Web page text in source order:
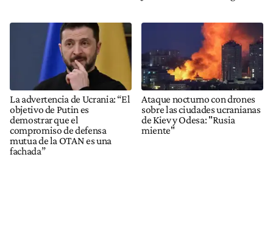
La advertencia de Ucrania: “El
objetivo de Putin es
demostrar que el
compromiso de defensa
mutua de la OTAN es una
fachada”
Ataque nocturno con drones
sobre las ciudades ucranianas
de Kiev y Odesa: "Rusia
miente"